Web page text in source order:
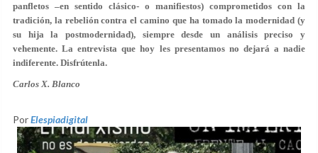
panfletos –en sentido clásico- o manifiestos) comprometidos con la
tradición, la rebelión contra el camino que ha tomado la modernidad (y
su hija la postmodernidad), siempre desde un análisis preciso y
vehemente. La entrevista que hoy les presentamos no dejará a nadie
indiferente. Disfrútenla.
Carlos X. Blanco
PorElespiadigital